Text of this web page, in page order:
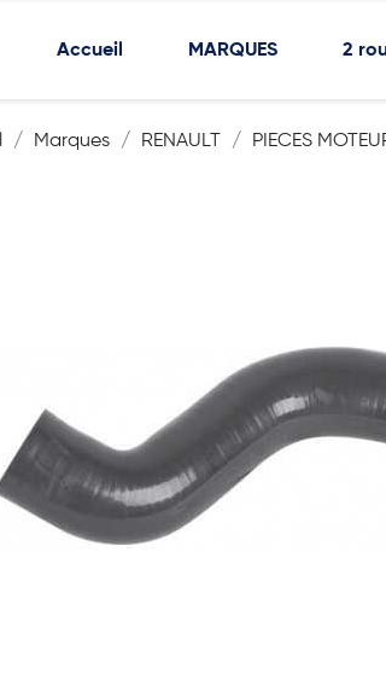
Accueil MARQUES 2
Marques RENAULT PIECES